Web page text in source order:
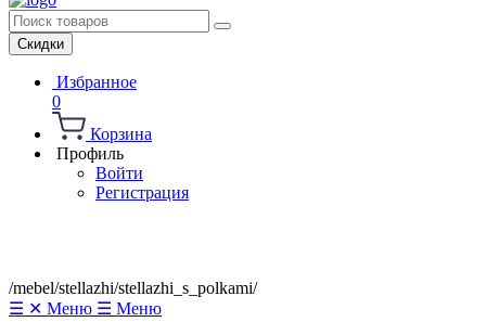
Скидки
Избранное
0
Корзина
Профиль
Войти
Регистрация
/mebel/stellazhi/stellazhi_s_polkami/
☰ ✕ Меню ☰ Меню